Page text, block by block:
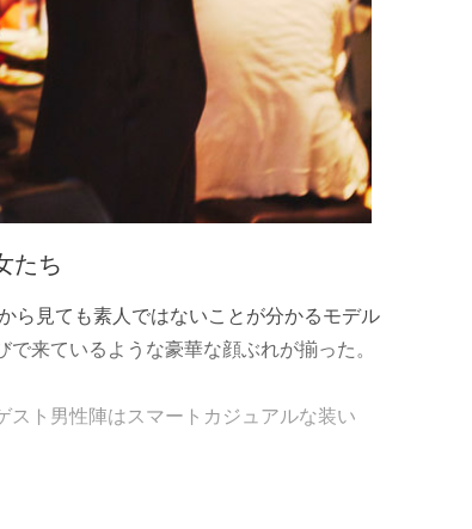
たち
ら見ても素人ではないことが分かるモデル
来ているような豪華な顔ぶれが揃った。
ト男性陣はスマートカジュアルな装い